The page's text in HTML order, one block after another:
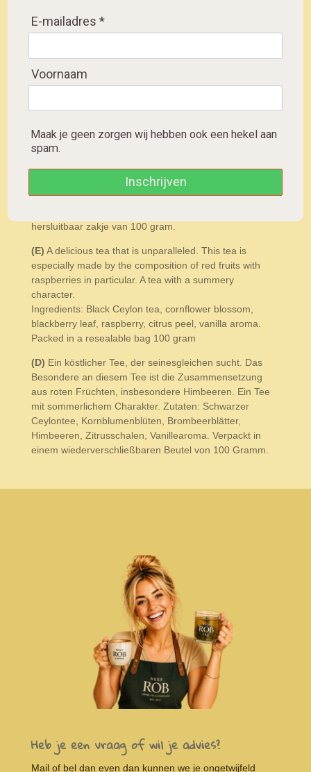
l
e
a
l
Zwarte ceylon thee met onder
vanille
(NL)Een heerlijke thee die zijn gelijke niet kent. Deze
thee wordt bijzonder gemaakt door de samenstelling
van rode vruchten met in het bijzonder frambozen. Een
thee met een zomers karakter. Ingrediënten: Zwarte
Ceylon thee, korenbloembloesem, bramenblad,
hersluitbaar zakje van 100 gram.
(E) A delicious tea that is unparalleled. This tea is
especially made by the composition of red fruits with
raspberries in particular. A tea with a summery
character.
Ingredients: Black Ceylon tea, cornflower blossom,
blackberry leaf, raspberry, citrus peel, vanilla aroma.
Packed in a resealable bag 100 gram
(D) Ein köstlicher Tee, der seinesgleichen sucht. Das
Besondere an diesem Tee ist die Zusammensetzung
aus roten Früchten, insbesondere Himbeeren. Ein Tee
mit sommerlichem Charakter. Zutaten: Schwarzer
Ceylontee, Kornblumenblüten, Brombeerblätter,
Himbeeren, Zitrusschalen, Vanillearoma. Verpackt in
einem wiederverschließbaren Beutel von 100 Gramm.
Heb je een vraag of wil je advies?
Mail of bel dan even dan kunnen we je ongetwijfeld
E-mailadres *
Voornaam
Maak je geen zorgen wij hebben ook een hekel aan
spam.
Inschrijven